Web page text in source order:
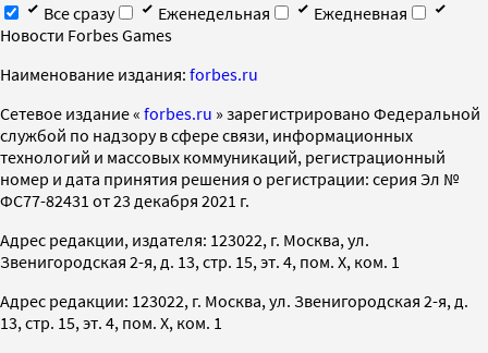
Все сразу
Еженедельная
Ежедневная
Новости Forbes Games
Наименование издания: forbes.ru
Cетевое издание « forbes.ru » зарегистрировано Федеральной
службой по надзору в сфере связи, информационных
технологий и массовых коммуникаций, регистрационный
номер и дата принятия решения о регистрации: серия Эл №
ФС77-82431 от 23 декабря 2021 г.
Адрес редакции, издателя: 123022, г. Москва, ул.
Звенигородская 2-я, д. 13, стр. 15, эт. 4, пом. X, ком. 1
Адрес редакции: 123022, г. Москва, ул. Звенигородская 2-я, д.
13, стр. 15, эт. 4, пом. X, ком. 1